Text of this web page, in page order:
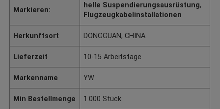
Markieren:
helle Suspendierungsausrüstung,
Flugzeugkabelinstallationen
Herkunftsort DONGGUAN, CHINA
Lieferzeit 10-15 Arbeitstage
Markenname YW
Min Bestellmenge 1.000 Stück